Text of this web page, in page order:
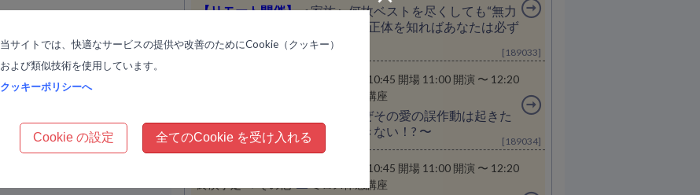
【リモート開催】＜家族＞何故ベストを尽くしても“無力
感”に襲われるの？ 〜無力感の正体を知ればあなたは必ず
報われる！〜
[189033]
10:45 開場 11:00 開演 〜 12:20
ミロス体感講座
＜家族＞なぜその愛の誤作動は起きた
のか？〜虐待は愛がないとできない！? 〜
[189034]
10:45 開場 11:00 開演 〜 12:20
ミロス体感講座
当サイトでは、快適なサービスの提供や改善のためにCookie（クッキー）
および類似技術を使用しています。
クッキーポリシーへ
Cookie の設定 全てのCookie を受け入れる